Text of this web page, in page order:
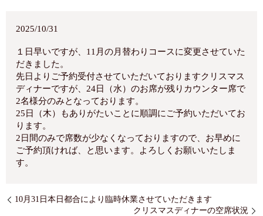
2025/10/31
１日早いですが、11月の月替わりコースに変更させていた
だきました。
先日よりご予約受付させていただいておりますクリスマス
ディナーですが、24日（水）のお席が残りカウンター席で
2名様分のみとなっております。
25日（木）もありがたいことに順調にご予約いただいてお
ります。
2日間のみで席数が少なくなっておりますので、お早めに
ご予約頂ければ、と思います。よろしくお願いいたしま
す。
10月31日本日都合により臨時休業させていただきます
クリスマスディナーの空席状況